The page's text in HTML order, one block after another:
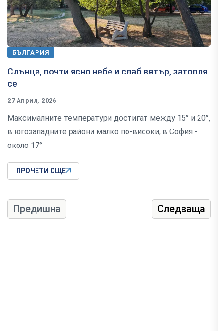
БЪЛГАРИЯ
Слънце, почти ясно небе и слаб вятър, затопля
се
27 Април, 2026
Максималните температури достигат между 15° и 20°,
в югозападните райони малко по-високи, в София -
около 17°
ПРОЧЕТИ ОЩЕ
Предишна Следваща